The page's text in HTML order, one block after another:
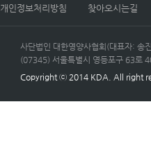
개인정보처리방침 찾아오시는길
사단법인 대한영양사협회(대표자:
(07345) 서울특별시 영등포구 63
Copyright ⓒ 2014 KDA. All right